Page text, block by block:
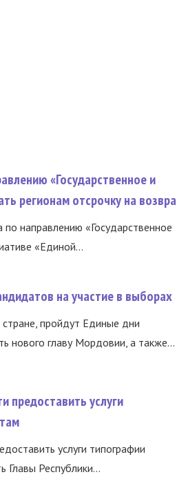
«Государственное и
регионам отсрочку на возвра
направлению «Государственное
«Единой...
на участие в выборах
пройдут Единые дни
нового главу Мордовии, а также...
предоставить услуги
услуги типографии
Республики...